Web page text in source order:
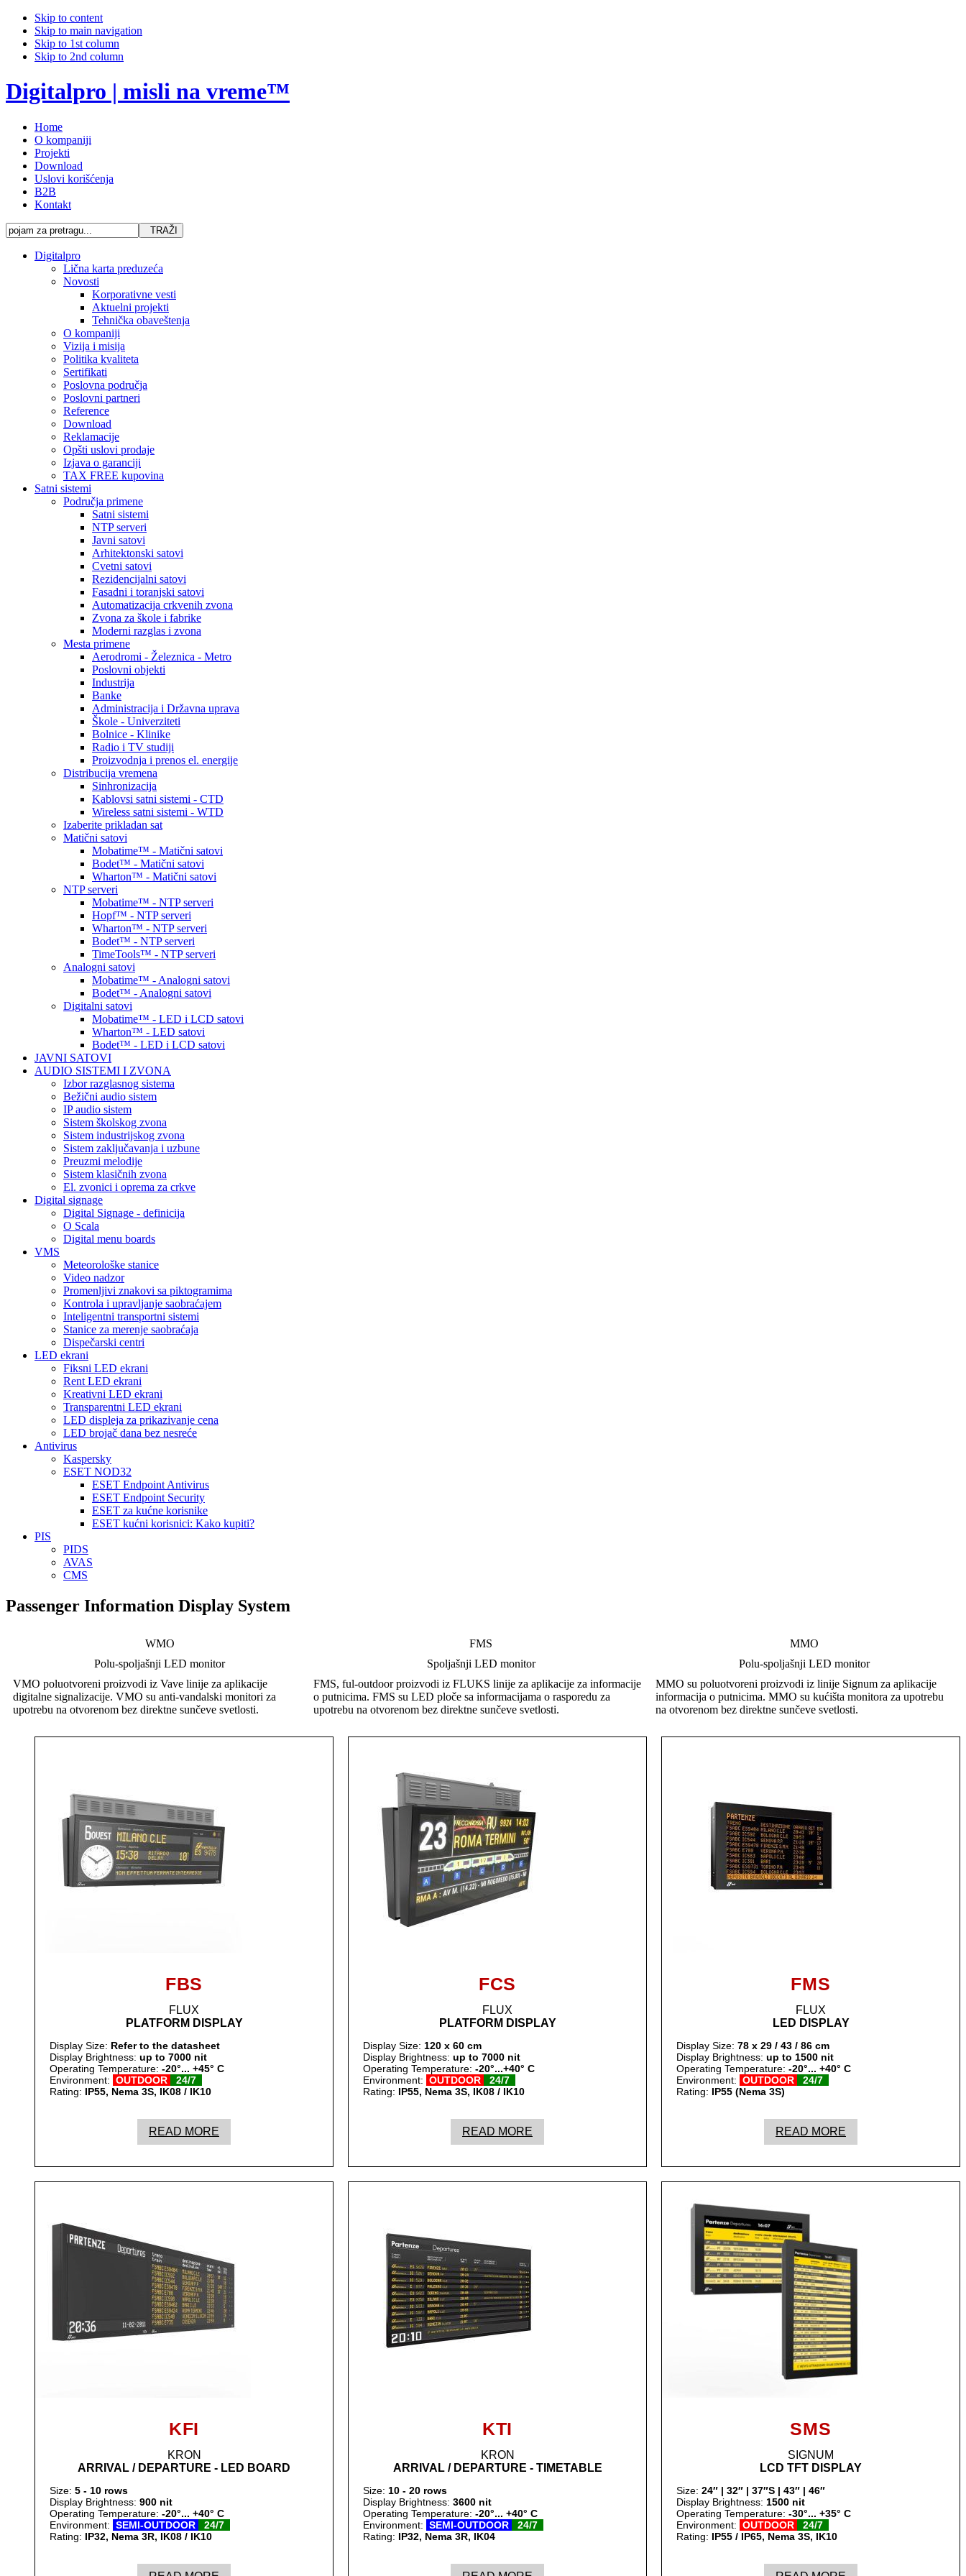
Skip to content
Skip to main navigation
Skip to 1st column
Skip to 2nd column
Digitalpro | misli na vreme™
Home
O kompaniji
Projekti
Download
Uslovi korišćenja
B2B
Kontakt
Digitalpro
Lična karta preduzeća
Novosti
Korporativne vesti
Aktuelni projekti
Tehnička obaveštenja
O kompaniji
Vizija i misija
Politika kvaliteta
Sertifikati
Poslovna područja
Poslovni partneri
Reference
Download
Reklamacije
Opšti uslovi prodaje
Izjava o garanciji
TAX FREE kupovina
Satni sistemi
Područja primene
Satni sistemi
NTP serveri
Javni satovi
Arhitektonski satovi
Cvetni satovi
Rezidencijalni satovi
Fasadni i toranjski satovi
Automatizacija crkvenih zvona
Zvona za škole i fabrike
Moderni razglas i zvona
Mesta primene
Aerodromi - Železnica - Metro
Poslovni objekti
Industrija
Banke
Administracija i Državna uprava
Škole - Univerziteti
Bolnice - Klinike
Radio i TV studiji
Proizvodnja i prenos el. energije
Distribucija vremena
Sinhronizacija
Kablovsi satni sistemi - CTD
Wireless satni sistemi - WTD
Izaberite prikladan sat
Matični satovi
Mobatime™ - Matični satovi
Bodet™ - Matični satovi
Wharton™ - Matični satovi
NTP serveri
Mobatime™ - NTP serveri
Hopf™ - NTP serveri
Wharton™ - NTP serveri
Bodet™ - NTP serveri
TimeTools™ - NTP serveri
Analogni satovi
Mobatime™ - Analogni satovi
Bodet™ - Analogni satovi
Digitalni satovi
Mobatime™ - LED i LCD satovi
Wharton™ - LED satovi
Bodet™ - LED i LCD satovi
JAVNI SATOVI
AUDIO SISTEMI I ZVONA
Izbor razglasnog sistema
Bežični audio sistem
IP audio sistem
Sistem školskog zvona
Sistem industrijskog zvona
Sistem zaključavanja i uzbune
Preuzmi melodije
Sistem klasičnih zvona
El. zvonici i oprema za crkve
Digital signage
Digital Signage - definicija
O Scala
Digital menu boards
VMS
Meteorološke stanice
Video nadzor
Promenljivi znakovi sa piktogramima
Kontrola i upravljanje saobraćajem
Inteligentni transportni sistemi
Stanice za merenje saobraćaja
Dispečarski centri
LED ekrani
Fiksni LED ekrani
Rent LED ekrani
Kreativni LED ekrani
Transparentni LED ekrani
LED displeja za prikazivanje cena
LED brojač dana bez nesreće
Antivirus
Kaspersky
ESET NOD32
ESET Endpoint Antivirus
ESET Endpoint Security
ESET za kućne korisnike
ESET kućni korisnici: Kako kupiti?
PIS
PIDS
AVAS
CMS
Passenger Information Display System
WMO FMS
MMO
Polu-spoljašnji LED monitor
Spoljašnji LED monitor
Polu-spoljašnji LED monitor
VMO poluotvoreni proizvodi iz Vave linije za aplikacije
digitalne signalizacije. VMO su anti-vandalski monitori za
upotrebu na otvorenom bez direktne sunčeve svetlosti.
FMS, ful-outdoor proizvodi iz FLUKS linije za aplikacije za informacije
o putnicima. FMS su LED ploče sa informacijama o rasporedu za
upotrebu na otvorenom bez direktne sunčeve svetlosti.
MMO su poluotvoreni proizvodi iz linije Signum za aplikacije
informacija o putnicima. MMO su kućišta monitora za upotrebu
na otvorenom bez direktne sunčeve svetlosti.
FBS
FLUX
PLATFORM DISPLAY
Display Size: Refer to the datasheet
Display Brightness: up to 7000 nit
Operating Temperature: -20°... +45° C
Environment: OUTDOOR
24/7
Rating: IP55, Nema 3S, IK08 / IK10
READ MORE
FCS
FLUX
PLATFORM DISPLAY
Display Size: 120 x 60 cm
Display Brightness: up to 7000 nit
Operating Temperature: -20°...+40° C
Environment: OUTDOOR
24/7
Rating: IP55, Nema 3S, IK08 / IK10
READ MORE
FMS
FLUX
LED DISPLAY
Display Size: 78 x 29 / 43 / 86 cm
Display Brightness: up to 1500 nit
Operating Temperature: -20°... +40° C
Environment: OUTDOOR
24/7
Rating: IP55 (Nema 3S)
READ MORE
KFI
KRON
ARRIVAL / DEPARTURE - LED BOARD
Size: 5 - 10 rows
Display Brightness: 900 nit
Operating Temperature: -20°... +40° C
Environment: SEMI-OUTDOOR
24/7
Rating: IP32, Nema 3R, IK08 / IK10
KTI
KRON
ARRIVAL / DEPARTURE - TIMETABLE
Size: 10 - 20 rows
Display Brightness: 3600 nit
Operating Temperature: -20°... +40° C
Environment: SEMI-OUTDOOR
24/7
Rating: IP32, Nema 3R, IK04
SMS
SIGNUM
LCD TFT DISPLAY
Size: 24″ | 32″ | 37″S | 43″ | 46″
Display Brightness: 1500 nit
Operating Temperature: -30°... +35° C
Environment: OUTDOOR
24/7
Rating: IP55 / IP65, Nema 3S, IK10